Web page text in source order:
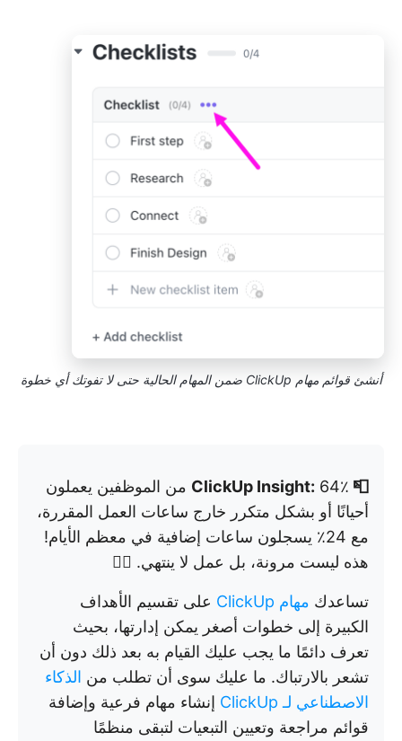
أنشئ قوائم مهام ClickUp ضمن المهام الحالية حتى لا تفوتك أي خطوة
📮 ClickUp Insight:
64٪ من الموظفين يعملون
أحيانًا أو بشكل متكرر خارج ساعات العمل المقررة،
مع 24٪ يسجلون ساعات إضافية في معظم الأيام!
هذه ليست مرونة، بل عمل لا ينتهي. 😵‍💫
تساعدك مهام ClickUp
على تقسيم الأهداف
الكبيرة إلى خطوات أصغر يمكن إدارتها، بحيث
تعرف دائمًا ما يجب عليك القيام به بعد ذلك دون أن
تشعر بالارتباك. ما عليك سوى أن تطلب من الذكاء
الاصطناعي لـ ClickUp
إنشاء مهام فرعية وإضافة
قوائم مراجعة وتعيين التبعيات لتبقى منظمًا